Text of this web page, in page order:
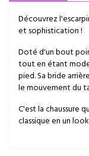
Découvrez
et sophistication !
Doté d'un bout
tout en étant
pied. Sa bride
le mouvement du
C'est la chaussure
classique en un